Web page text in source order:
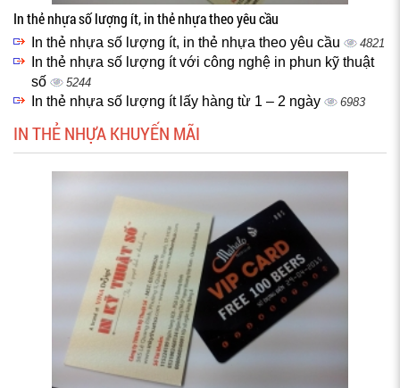
In thẻ nhựa số lượng ít, in thẻ nhựa theo yêu cầu
In thẻ nhựa số lượng ít, in thẻ nhựa theo yêu cầu 4821
In thẻ nhựa số lượng ít với công nghệ in phun kỹ thuật
số
5244
In thẻ nhựa số lượng ít lấy hàng từ 1 – 2 ngày 6983
IN THẺ NHỰA KHUYẾN MÃI